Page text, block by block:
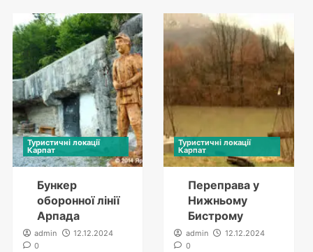
Туристичні локації
Карпат
Бункер
оборонної лінії
Арпада
admin
12.12.2024
0
Туристичні локації
Карпат
Переправа у
Нижньому
Бистрому
admin
12.12.2024
0